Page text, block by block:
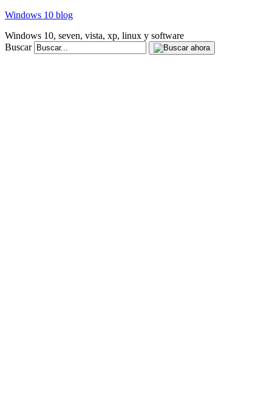
Windows 10 blog
Windows 10, seven, vista, xp, linux y software
Buscar